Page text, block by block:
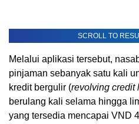
SCROLL TO
Melalui aplikasi tersebut,
pinjaman sebanyak satu kali
kredit bergulir (revolving credit
berulang kali selama hingga
yang tersedia mencapai VND